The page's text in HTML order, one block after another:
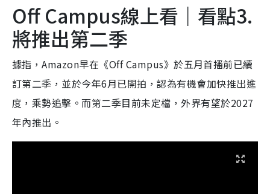
Off Campus線上看｜看點3.
將推出第二季
據指，Amazon早在《Off Campus》於五月首播前已續
訂第二季，並於今年6月已開拍，認為有機會加快推出進
度，乘勢追擊。而第二季目前未定檔，外界有望於2027
年內推出。